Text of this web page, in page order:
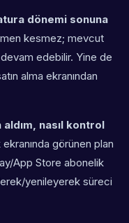
dönemi sonuna
kesmez; mevcut
edebilir. Yine de
alma ekranından
aldım, nasıl kontrol
görünen plan
App Store abonelik
yenileyerek süreci